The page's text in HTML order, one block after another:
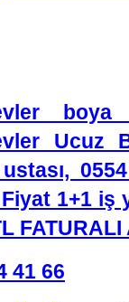
Ucuz
ustası,
1+1 iş
41 66